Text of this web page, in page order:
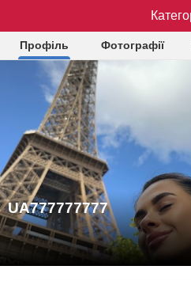
Профіль Фотографії
UA777777777